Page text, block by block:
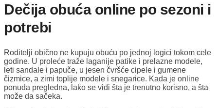
Dečija obuća online po sezoni i
potrebi
Roditelji obično ne kupuju obuću po jednoj logici tokom cele
godine. U proleće traže laganije patike i prelazne modele,
leti sandale i papuče, u jesen čvršće cipele i gumene
čizmice, a zimi toplije modele i snegarice. Kada je online
ponuda pregledna, lako se vidi šta je trenutno korisno, a šta
može da sačeka.